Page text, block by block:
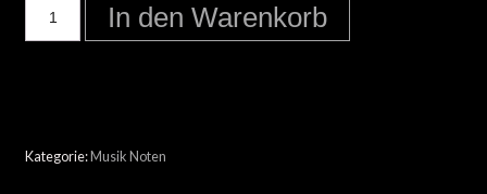
In den Warenkorb
Kategorie: Musik Noten